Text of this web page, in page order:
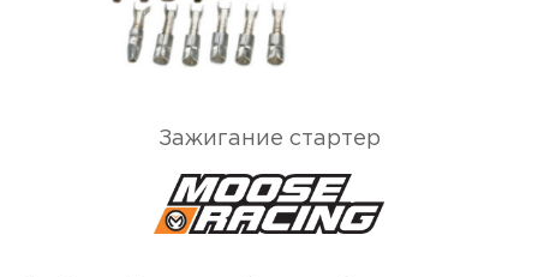
Зажигание стартер